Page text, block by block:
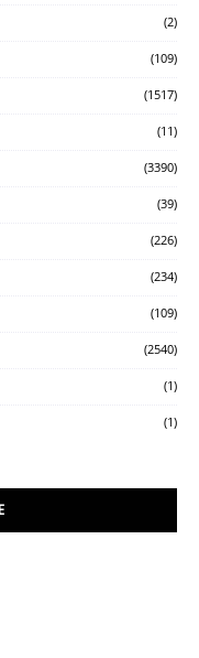
(2)
(109)
(1517)
(11)
(3390)
(39)
(226)
(234)
(109)
(2540)
(1)
(1)